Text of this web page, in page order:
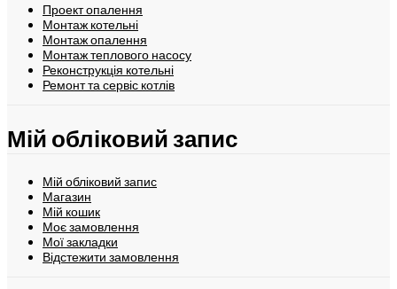
Проект опалення
Монтаж котельні
Монтаж опалення
Монтаж теплового насосу
Реконструкція котельні
Ремонт та сервіс котлів
Мій обліковий запис
Мій обліковий запис
Магазин
Мій кошик
Моє замовлення
Мої закладки
Відстежити замовлення